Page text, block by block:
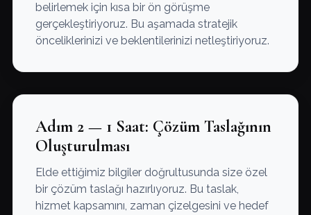
belirlemek için kısa bir ön görüşme
gerçekleştiriyoruz. Bu aşamada stratejik
önceliklerinizi ve beklentilerinizi netleştiriyoruz.
Adım 2 — 1 Saat: Çözüm Taslağının
Oluşturulması
Elde ettiğimiz bilgiler doğrultusunda size özel
bir çözüm taslağı hazırlıyoruz. Bu taslak,
hizmet kapsamını, zaman çizelgesini ve hedef